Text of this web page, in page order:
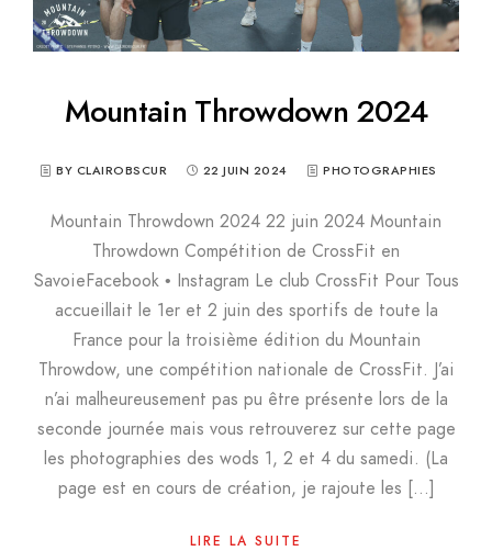
Mountain Throwdown 2024
BY CLAIROBSCUR 22 JUIN 2024 PHOTOGRAPHIES
Mountain Throwdown 2024 22 juin 2024 Mountain
Throwdown Compétition de CrossFit en
SavoieFacebook • Instagram Le club CrossFit Pour Tous
accueillait le 1er et 2 juin des sportifs de toute la
France pour la troisième édition du Mountain
Throwdow, une compétition nationale de CrossFit. J’ai
n’ai malheureusement pas pu être présente lors de la
seconde journée mais vous retrouverez sur cette page
les photographies des wods 1, 2 et 4 du samedi. (La
page est en cours de création, je rajoute les […]
LIRE LA SUITE